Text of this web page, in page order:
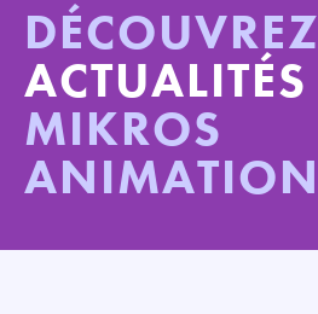
DÉCOUVREZ
ACTUALITÉS
MIKROS
ANIMATION